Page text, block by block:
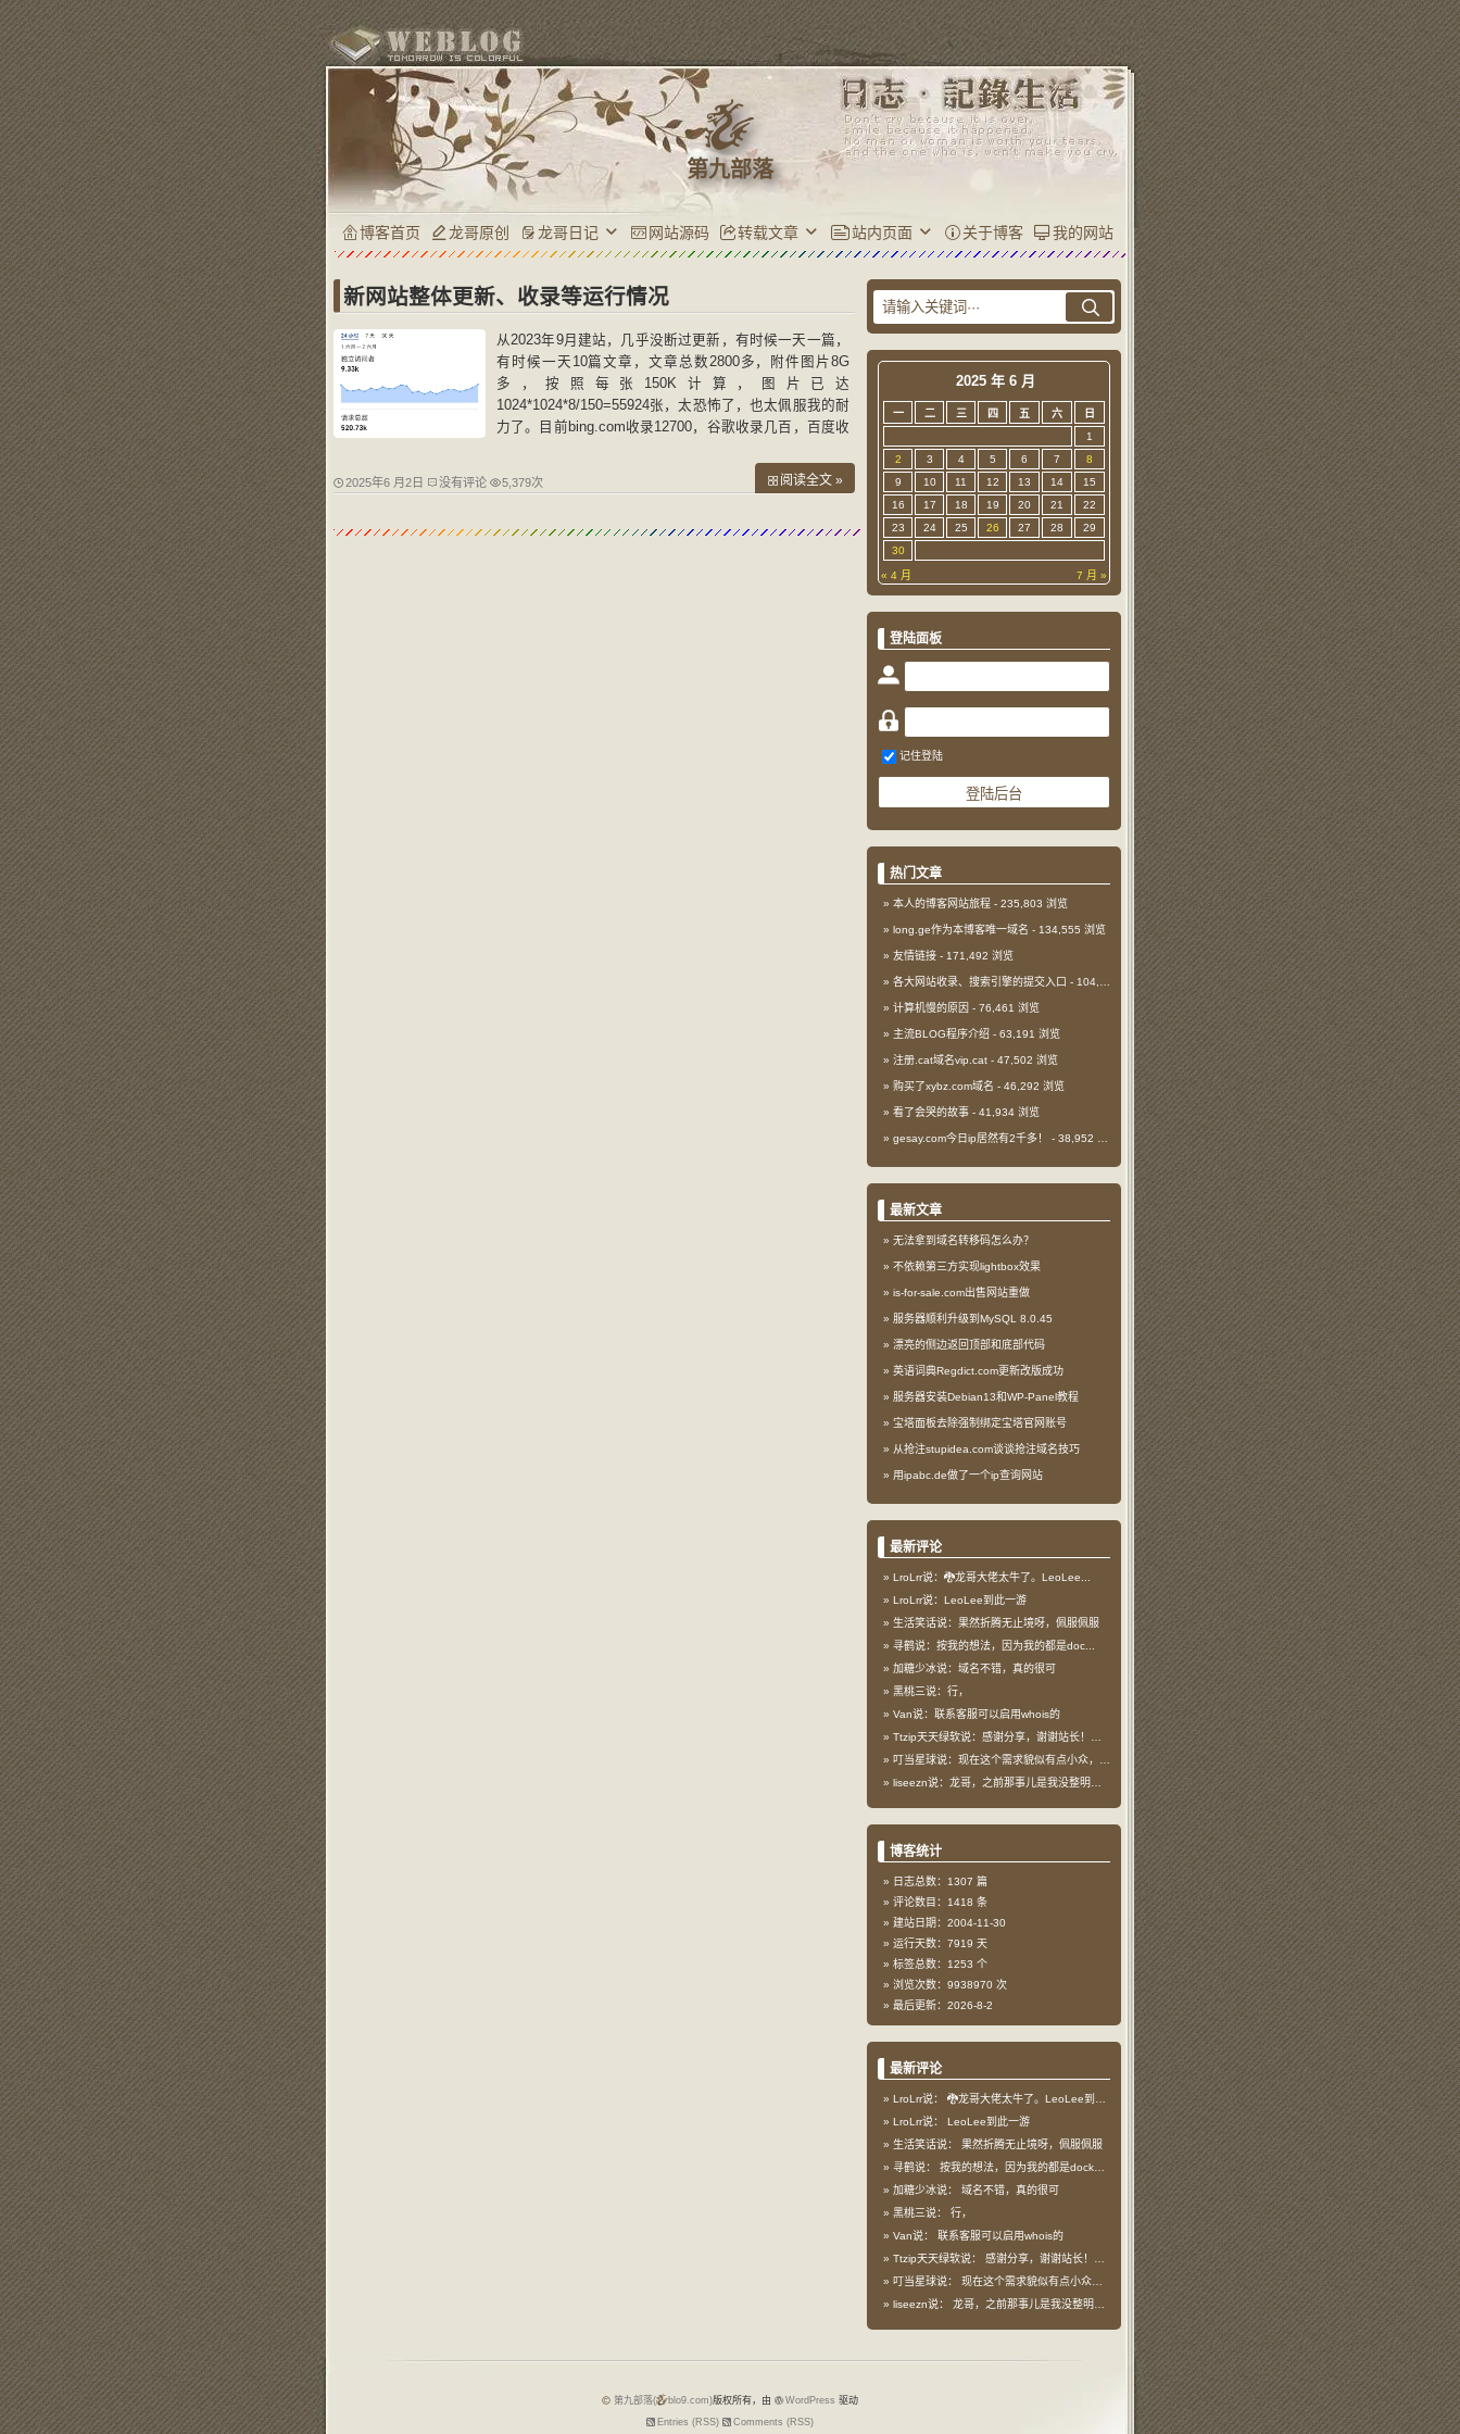
第九部落
博客首页 龙哥原创 龙哥日记 网站源码 转载文章 站内页面 关于博客 我的网站
新网站整体更新、收录等运行情况
从2023年9月建站，几乎没断过更新，有时候一天一篇，
有时候一天10篇文章，文章总数2800多，附件图片8G
多，按照每张150K计算，图片已达
1024*1024*8/150=55924张，太恐怖了，也太佩服我的耐
力了。目前bing.com收录12700，谷歌收录几百，百度收
2025年6 月2日 没有评论 5,379次 阅读全文 »
2025 年 6 月
一 二 三 四 五 六
日
1
2
3 4 5 6 7
8
9
10 11 12 13 14
15
16
17 18 19 20 21
22
23
24 25 26 27 28
29
30
« 4 月 7 月 »
登陆面板
记住登陆
热门文章
本人的博客网站旅程 - 235,803 浏览
long.ge作为本博客唯一域名 - 134,555 浏览
友情链接 - 171,492 浏览
各大网站收录、搜索引擎的提交入口 - 104,405 浏览
计算机慢的原因 - 76,461 浏览
主流BLOG程序介绍 - 63,191 浏览
注册.cat域名vip.cat - 47,502 浏览
购买了xybz.com域名 - 46,292 浏览
看了会哭的故事 - 41,934 浏览
gesay.com今日ip居然有2千多！ - 38,952 浏览
最新文章
无法拿到域名转移码怎么办？
不依赖第三方实现lightbox效果
is-for-sale.com出售网站重做
服务器顺利升级到MySQL 8.0.45
漂亮的侧边返回顶部和底部代码
英语词典Regdict.com更新改版成功
服务器安装Debian13和WP-Panel教程
宝塔面板去除强制绑定宝塔官网账号
从抢注stupidea.com谈谈抢注域名技巧
用ipabc.de做了一个ip查询网站
最新评论
LroLrr说：🐉龙哥大佬太牛了。LeoLee...
LroLrr说：LeoLee到此一游
生活笑话说：果然折腾无止境呀，佩服佩服
寻鹤说：按我的想法，因为我的都是doc...
加糖少冰说：域名不错，真的很可
黑桃三说：行，
Van说：联系客服可以启用whois的
Ttzip天天绿软说：感谢分享，谢谢站长！！已收藏
叮当星球说：现在这个需求貌似有点小众，不过...
liseezn说：龙哥，之前那事儿是我没整明白，...
博客统计
日志总数：1307 篇
评论数目：1418 条
建站日期：2004-11-30
运行天数：7919 天
标签总数：1253 个
浏览次数：9938970 次
最后更新：2026-8-2
最新评论
LroLrr说： 🐉龙哥大佬太牛了。LeoLee到此一游
LroLrr说： LeoLee到此一游
生活笑话说： 果然折腾无止境呀，佩服佩服
寻鹤说： 按我的想法，因为我的都是docker容器…
加糖少冰说： 域名不错，真的很可
黑桃三说： 行，
Van说： 联系客服可以启用whois的
Ttzip天天绿软说： 感谢分享，谢谢站长！！已收藏
叮当星球说： 现在这个需求貌似有点小众，不过工具类我也…
liseezn说： 龙哥，之前那事儿是我没整明白，搞个申请页…
第九部落( blo9.com)版权所有，由 WordPress 驱动
Entries (RSS)
Comments (RSS)